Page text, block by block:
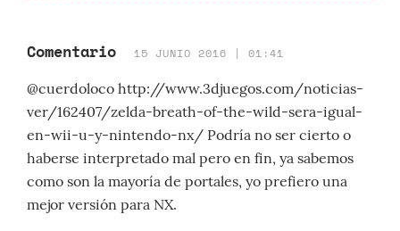
Comentario 15 JUNIO 2016 | 01:41
@cuerdoloco http://www.3djuegos.com/noticias-
ver/162407/zelda-breath-of-the-wild-sera-igual-
en-wii-u-y-nintendo-nx/ Podría no ser cierto o
haberse interpretado mal pero en fin, ya sabemos
como son la mayoría de portales, yo prefiero una
mejor versión para NX.